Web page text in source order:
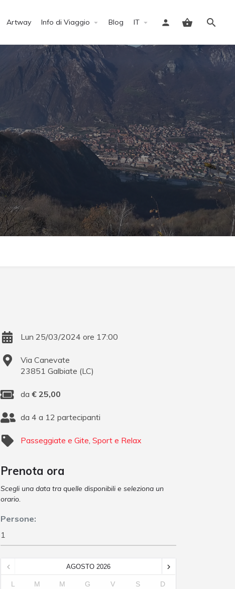
Artway Info di Viaggio Blog IT
Accedi
Lun 25/03/2024 ore 17:00
Via Canevate
23851 Galbiate (LC)
da€ 25,00
da 4 a 12 partecipanti
Passeggiate e Gite,Sport e Relax
Prenota ora
Scegli una data tra quelle disponibili e seleziona un
orario.
Persone:
AGOSTO 2026
L M M G V S D